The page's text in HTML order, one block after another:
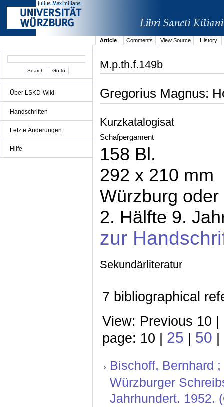
Über LSKD-Wiki
Handschriften
Letzte Änderungen
Hilfe
Article Comments View Source History
M.p.th.f.149b
Gregorius Magnus:
Kurzkatalogisat
Schafpergament
158 Bl.
292 x 210 mm
Würzburg
2. Hälfte 9.
zur
Sekundärliteratur
7 bibliographical
View: Previous 10
page: 10 | 25 | 50 |
Bischoff, Bernhard
Würzburger
Jahrhundert. 1952.